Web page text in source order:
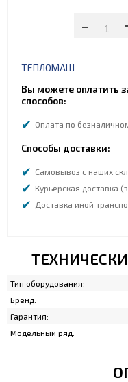
-
ТЕПЛОМАШ
Вы можете оплатить
способов:
Оплата по
Способы доставки:
Самовывоз с наших
Курьерская доставка
Доставка иной
Тип оборудования:
Бренд:
Гарантия:
Модельный ряд: